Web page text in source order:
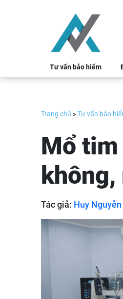
Tư vấn bảo hiểm
Trang chủ » Tư vấn bảo
Mổ
Tác giả: Huy Nguyễn